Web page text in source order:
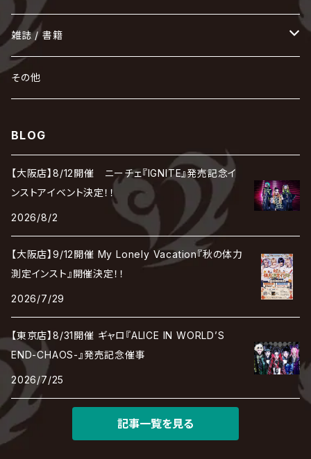
甘い暴力
天照
umbrella
蛾と蝶
KAMIJO
cali≠gari
河村隆一
己龍
黒夢
ジグソウ
シド
JAKIGAN MEISTER
Chanty
Janne Da Arc
sugar
Jupiter
JILUKA
JILS
SHIN
SCAPEGOAT
SPLENDID GOD GIRAFFE
SLAPSLY / CHIYU
逹瑯
DAVID / SUI / 縁
DARRELL
D'ESPAIRSRAY
Develop One's Faculties
DEXCORE
DEZERT
deadman
DEVILOOF
DuelJewel
D'ERLANGER
電脳ヒメカ
Dawnman
DOG inthePWO
NOCTURNAL BLOODLUST
HAZUKI / 葉月
花見桜こうき
薔薇の宮殿
BAROQUE
vistlip
ヒッチコック
HIDE-ZOU
FANTASTIC◇CIRCUS
FEST VAINQUEUR
Blu-BiLLioN
BULL FIELD
BREAKERZ
BLAZE
The Brow Beat
THE BEETHOVEN
PENICILLIN
The Benjamin
POIDOL
HOLLOWGRAM
machine
Magistina Saga
マツタケワークス
THE MADNA
MAMA.
まみれた / MAMIRETA
MALICE MIZER
mitsu
MIMIZUQ
メトロノーム
MERRY / メリー
も
THE MORTAL
最上川司
ユナイト
Rides In ReVellion
Raphael
LAB.THE BASEMENT / ラボ ザ ベヰスメント
Leetspeak monsters
Ricky
LIBRAVEL / リブラヴェル
Lill
RE:INa
る
Ruiza
LUNA SEA
れ
the Raid.
REIGN
RAZOR
LSN / The LEGENDARY SIX NINE
Rorschach.inc
ロマン急行
wyse
我が為
雑誌 / 書籍
hévn
その他
BLOG
【大阪店】8/12開催 ニーチェ『IGNITE』発売記念イ
ンストアイベント決定！！
2026/8/2
【大阪店】9/12開催 My Lonely Vacation『秋の体力
測定インスト』開催決定！！
2026/7/29
【東京店】8/31開催 ギャロ『ALICE IN WORLD’S
END-CHAOS-』発売記念催事
2026/7/25
記事一覧を見る